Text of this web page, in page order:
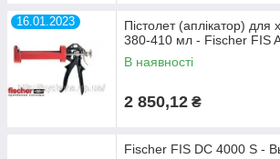
16.01.2023
Пістолет (аплікатор) для
380-410 мл - Fischer FIS
В наявності
2 850,12 ₴
Fischer FIS DC 4000 S -